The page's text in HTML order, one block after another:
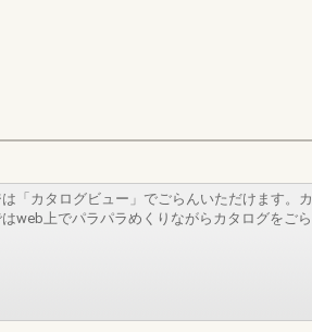
「カタログビュー」でごらんいただけます。カ
web上でパラパラめくりながらカタログをごら